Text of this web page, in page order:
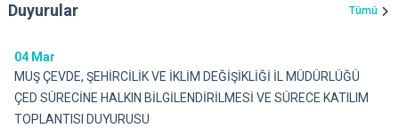
Duyurular Tümü
04 Mar
MUŞ ÇEVDE, ŞEHİRCİLİK VE İKLİM DEĞİŞİKLİĞİ İL MÜDÜRLÜĞÜ
ÇED SÜRECİNE HALKIN BİLGİLENDİRİLMESİ VE SÜRECE KATILIM
TOPLANTISI DUYURUSU